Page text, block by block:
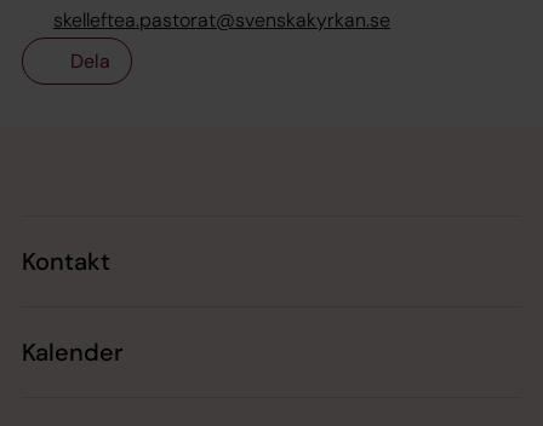
skelleftea.pastorat@svenskakyrkan.se
Dela
Kontakt
Kalender